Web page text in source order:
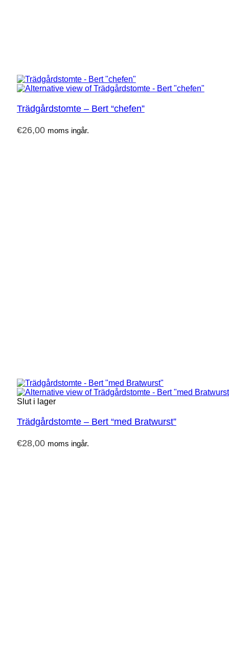
Trädgårdstomte – Bert “chefen”
€26,00 moms ingår.
Slut i lager
Trädgårdstomte – Bert “med Bratwurst”
€28,00 moms ingår.